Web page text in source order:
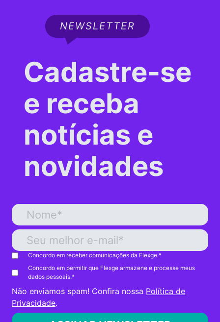
NEWSLETTER
Cadastre-se
e receba
notícias e
novidades
Concordo em receber comunicações da Flexge.*
Concordo em permitir que Flexge armazene e processe meus
dados pessoais.*
Não enviamos spam! Confira nossa Política de
Privacidade.